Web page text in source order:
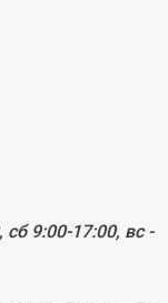
сб 9:00-17:00, вс -